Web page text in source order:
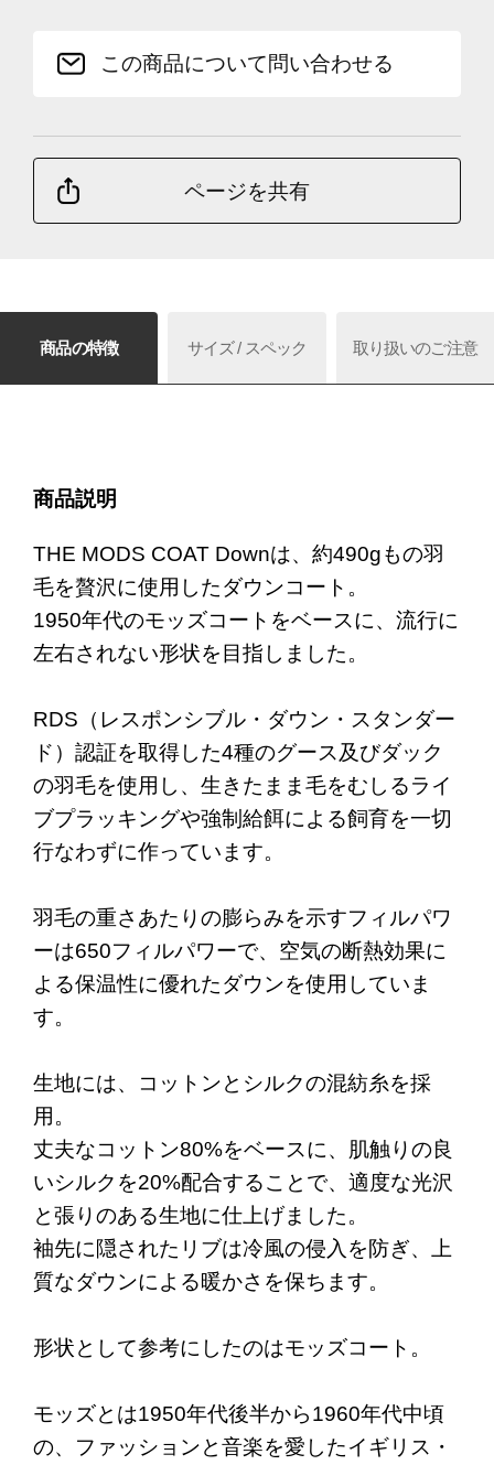
この商品について問い合わせる
ページを共有
商品の特徴 サイズ / スペック 取り扱いのご注意
商品説明
THE MODS COAT Downは、約490gもの羽
毛を贅沢に使用したダウンコート。
1950年代のモッズコートをベースに、流行に
左右されない形状を目指しました。
RDS（レスポンシブル・ダウン・スタンダー
ド）認証を取得した4種のグース及びダック
の羽毛を使用し、生きたまま毛をむしるライ
ブプラッキングや強制給餌による飼育を一切
行なわずに作っています。
羽毛の重さあたりの膨らみを示すフィルパワ
ーは650フィルパワーで、空気の断熱効果に
よる保温性に優れたダウンを使用していま
す。
生地には、コットンとシルクの混紡糸を採
用。
丈夫なコットン80%をベースに、肌触りの良
いシルクを20%配合することで、適度な光沢
と張りのある生地に仕上げました。
袖先に隠されたリブは冷風の侵入を防ぎ、上
質なダウンによる暖かさを保ちます。
形状として参考にしたのはモッズコート。
モッズとは1950年代後半から1960年代中頃
の、ファッションと音楽を愛したイギリス・